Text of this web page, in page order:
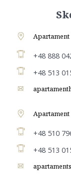
Apartament
+48 888
+48 513
Apartament
+48 510
+48 513